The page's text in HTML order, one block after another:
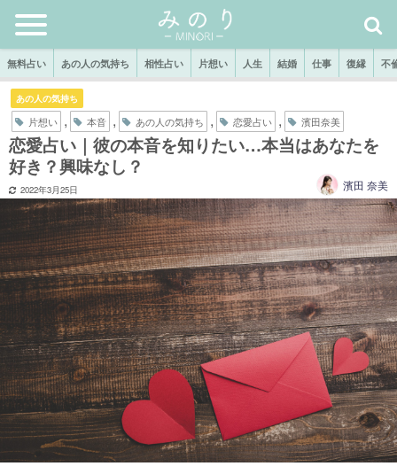
無料占い あの人の気持ち 相性占い 片想い 人生 結婚 仕事 復縁 不
あの人の気持ち
片想い , 本音 , あの人の気持ち , 恋愛占い , 濱田奈美
恋愛占い｜彼の本音を知りたい…本当はあなたを
好き？興味なし？
2022年3月25日 濱田 奈美